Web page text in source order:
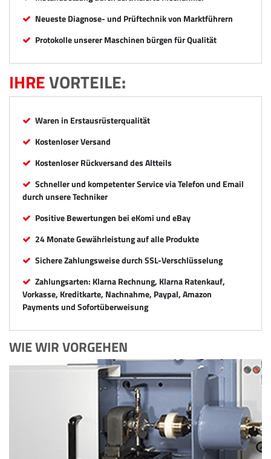
Neueste Diagnose- und Prüftechnik von Marktführern
Protokolle unserer Maschinen bürgen für Qualität
IHREVORTEILE:
Waren in Erstausrüsterqualität
Kostenloser Versand
Kostenloser Rückversand des Altteils
Schneller und kompetenter Service via Telefon und Email
durch unsere Techniker
Positive Bewertungen bei eKomi und eBay
24 Monate Gewährleistung auf alle Produkte
Sichere Zahlungsweise durch SSL-Verschlüsselung
Zahlungsarten: Klarna Rechnung, Klarna Ratenkauf,
Vorkasse, Kreditkarte, Nachnahme, Paypal, Amazon
Payments und Sofortüberweisung
WIE WIR VORGEHEN